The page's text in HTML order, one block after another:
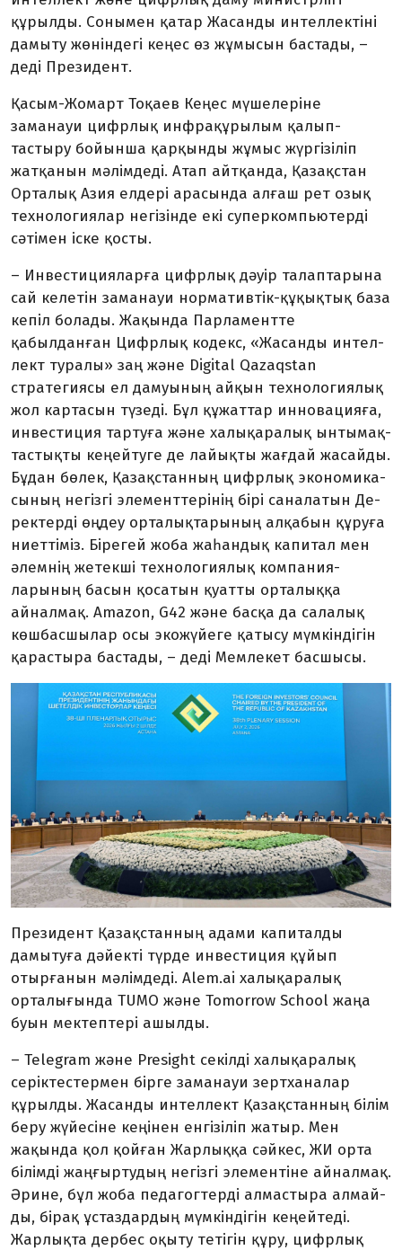
құрыл­ды. Соны­мен қатар Жасанды ин­тел­лектіні
дамыту жөніндегі кеңес өз жұмы­сын бастады, –
деді Пре­зидент.
Қасым-Жомарт Тоқаев Кеңес мү­шелеріне
заманауи циф­р­лық инф­рақұрылым қалып­
тастыру бойын­­ша қарқынды жұмыс жүр­гізіліп
жатқанын мә­лімдеді. Атап айтқанда, Қазақ­стан
Орталық Азия ел­дері арасында алғаш рет озық
тех­ноло­гиялар негізінде екі супер­ком­пьютерді
сәтімен іске қосты.
– Инвестицияларға цифрлық дәуір талаптарына
сай келетін за­ма­науи нормативтік-құқықтық база
ке­піл болады. Жақында Парламент­те
қабылданған Цифр­­­­лық кодекс, «Жасанды ин­тел­
лект туралы» заң және Digital Qazaqstan
стратегиясы ел дамуы­ның айқын технологиялық
жол картасын түзеді. Бұл құжаттар ин­новацияға,
инвестиция тар­туға және халықаралық ынты­мақ­­­
тас­­тық­ты кеңейтуге де лайық­­ты жағ­дай жасайды.
Бұдан бөлек, Қазақ­стан­ның цифрлық эконо­ми­­ка­
сы­ның негізгі эле­мент­тері­нің бірі са­на­латын Де­
рек­терді өңдеу орта­лық­­тарының алқабын құруға
ниет­тіміз. Бірегей жоба жаһандық капитал мен
әлемнің жетекші техноло­гия­лық компа­ния­
ларының басын қо­сатын қуат­ты орталыққа
айнал­мақ. Amazon, G42 және басқа да са­ла­лық
көшбасшылар осы эко­жүйе­ге қатысу мүмкіндігін
қа­рас­­тыра бастады, – деді Мемлекет басшысы.
Президент Қазақстанның адами капиталды
дамытуға дәйекті түрде инвестиция құйып
отырғанын мәлімдеді. Alem.ai халықаралық
орталығында TUMO және Tomorrow School жаңа
буын мектептері ашылды.
– Telegram және Presight секілді халықаралық
серіктестермен бірге заманауи зертханалар
құрылды. Жасанды интеллект Қазақстанның білім
беру жүйесіне кеңінен енгізіліп жатыр. Мен
жақында қол қойған Жарлыққа сәйкес, ЖИ орта
білімді жаңғыртудың негізгі элементіне айналмақ.
Әрине, бұл жоба педагогтерді алмастыра ал­май­
ды, бірақ ұстаздардың мүм­кіндігін кеңейтеді.
Жарлықта дер­бес оқыту тетігін құру, цифрлық